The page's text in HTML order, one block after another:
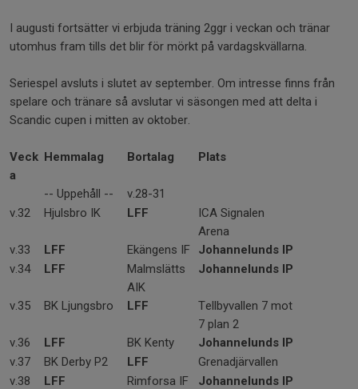
I augusti fortsätter vi erbjuda träning 2ggr i veckan och tränar
utomhus fram tills det blir för mörkt på vardagskvällarna.
Seriespel avsluts i slutet av september. Om intresse finns från
spelare och tränare så avslutar vi säsongen med att delta i
Scandic cupen i mitten av oktober.
Veck
a
Hemmalag Bortalag Plats
-- Uppehåll --
v.28-31
v.32
Hjulsbro IK LFF
ICA Signalen
Arena
v.33
LFF Ekängens IF
Johannelunds IP
v.34
LFF
Malmslätts
AIK
Johannelunds IP
v.35 BK Ljungsbro LFF
Tellbyvallen 7 mot
7 plan 2
v.36
LFF BK Kenty
Johannelunds IP
v.37
BK Derby P2 LFF
Grenadjärvallen
v.38
LFF Rimforsa IF
Johannelunds IP